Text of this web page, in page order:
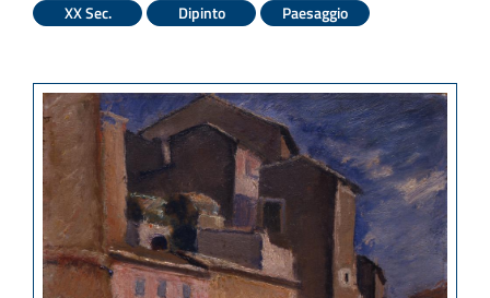
XX Sec. Dipinto Paesaggio